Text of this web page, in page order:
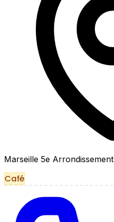
Marseille 5e Arrondissement
Café